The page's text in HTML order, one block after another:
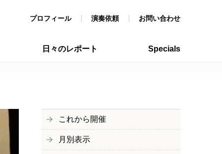
プロフィール 演奏依頼 お問い合わせ
日々のレポート Specials
これから開催
月別表示